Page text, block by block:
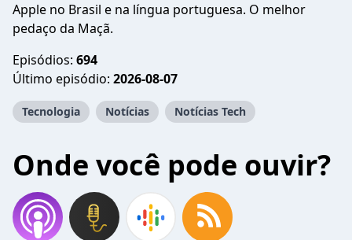
Apple no Brasil e na língua portuguesa. O melhor
pedaço da Maçã.
Episódios: 694
Último episódio: 2026-08-07
Tecnologia Notícias Notícias Tech
Onde você pode ouvir?